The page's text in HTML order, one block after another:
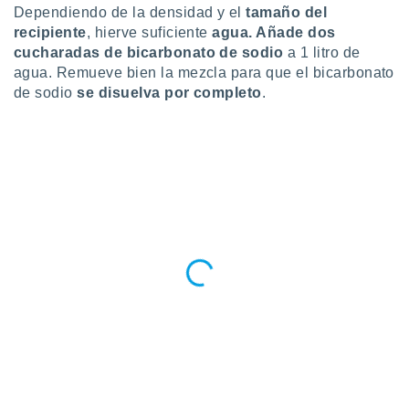
su
u
en
Dependiendo de la densidad y eltamaño del
recipiente, hierve suficienteagua. Añadedos
cucharadas de bicarbonato de sodio a 1 litro de
agua. Remueve bien la mezcla para que el bicarbonato
de sodiose disuelva por completo.